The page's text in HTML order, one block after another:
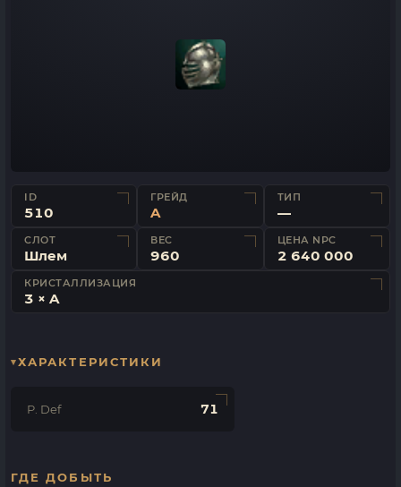
ID
510
ГРЕЙД
A
ТИП
—
СЛОТ
Шлем
ВЕС
960
ЦЕНА NPC
2 640 000
КРИСТАЛЛИЗАЦИЯ
3 × A
ХАРАКТЕРИСТИКИ
P. Def 71
ГДЕ ДОБЫТЬ